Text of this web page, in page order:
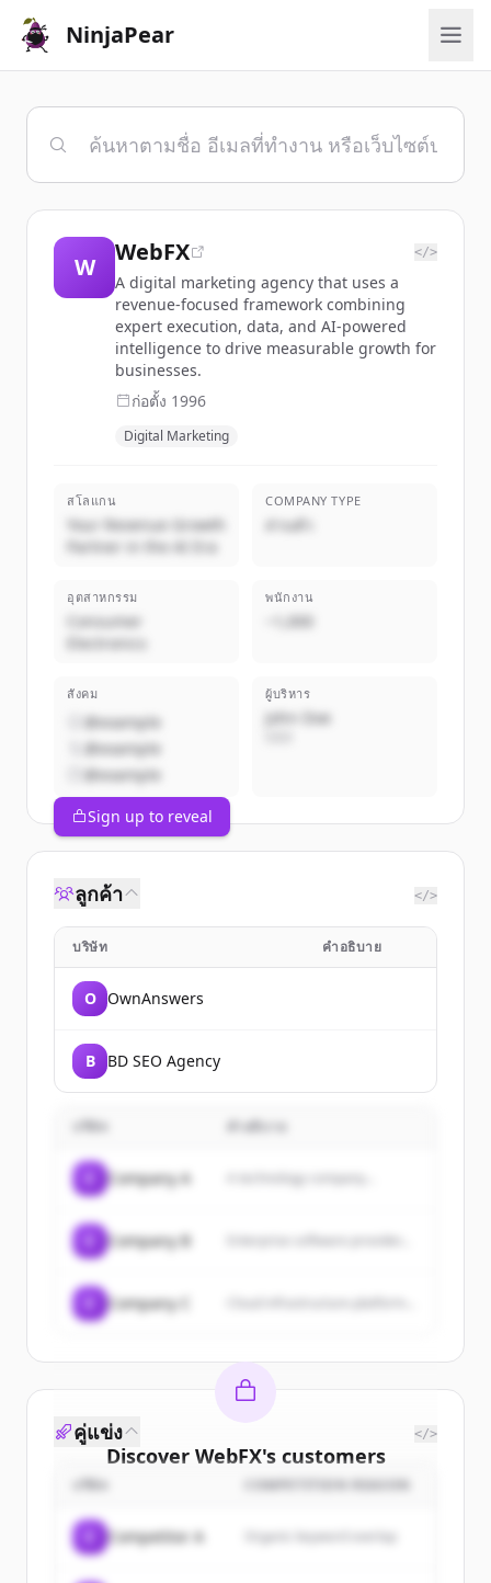
NinjaPear
W
WebFX </>
A digital marketing agency that uses a
revenue-focused framework combining
expert execution, data, and AI-powered
intelligence to drive measurable growth for
businesses.
ก่อตั้ง 1996
Digital Marketing
สโลแกน
Your Revenue Growth
Partner in the AI Era
COMPANY TYPE
ส่วนตัว
อุตสาหกรรม
Consumer
Electronics
พนักงาน
~1,000
สังคม
@example
@example
@example
ผู้บริหาร
John Doe
Sign up to reveal
ลูกค้า </>
บริษัท คำอธิบาย
O OwnAnswers
B BD SEO Agency
คำอธิบาย
Company A A technology company...
Company B
Company C
Discover WebFX's customers
Sign up for free to view allcustomers
New accounts include trial credits to
คู่แข่ง </>
COMPETITION REASON
Competitor A Organic keyword overlap